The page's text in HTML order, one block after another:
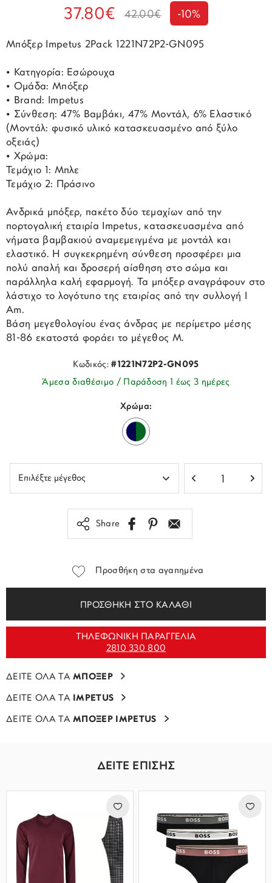
37.80€ 42.00€ -10%
Μπόξερ Impetus 2Pack 1221N72P2-GN095
• Κατηγορία: Εσώρουχα
• Ομάδα: Μπόξερ
• Brand: Impetus
• Σύνθεση: 47% Βαμβάκι, 47% Μοντάλ, 6% Ελαστικό
(Μοντάλ: φυσικό υλικό κατασκευασμένο από ξύλο
οξειάς)
• Χρώμα:
Τεμάχιο 1: Μπλε
Τεμάχιο 2: Πράσινο
Ανδρικά μπόξερ, πακέτο δύο τεμαχίων από την
πορτογαλική εταιρία Impetus, κατασκευασμένα από
νήματα βαμβακιού αναμεμειγμένα με μοντάλ και
ελαστικό. Η συγκεκρημένη σύνθεση προσφέρει μια
πολύ απαλή και δροσερή αίσθηση στο σώμα και
παράλληλα καλή εφαρμογή. Τα μπόξερ αναγράφουν στο
λάστιχο το λογότυπο της εταιρίας από την συλλογή I
Am.
Βάση μεγεθολογίου ένας άνδρας με περίμετρο μέσης
81-86 εκατοστά φοράει το μέγεθος M.
Κωδικός:#1221N72P2-GN095
Άμεσα διαθέσιμο / Παράδοση 1 έως 3 ημέρες
Χρώμα:
Share
Προσθήκη στα αγαπημένα
ΠΡΟΣΘΗΚΗ ΣΤΟ ΚΑΛΑΘΙ
ΤΗΛΕΦΩΝΙΚΗ ΠΑΡΑΓΓΕΛΙΑ
2810 330 800
ΔΕΙΤΕ ΟΛΑ ΤΑΜΠΟΞΕΡ
ΔΕΙΤΕ ΟΛΑ ΤΑ IMPETUS
ΔΕΙΤΕ ΟΛΑ ΤΑΜΠΟΞΕΡ IMPETUS
ΔΕΙΤΕ ΕΠΙΣΗΣ